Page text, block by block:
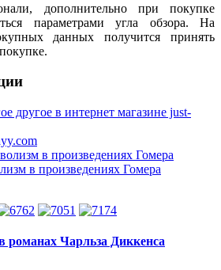
дополнительно при покупке
параметрами угла обзора. На
данных получится принять
другое в интернет магазине just-
в произведениях Гомера
романах Чарльза Диккенса